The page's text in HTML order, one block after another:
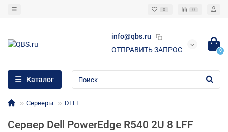
0 0
info@qbs.ru
ОТПРАВИТЬ ЗАПРОС
0
Каталог
Серверы DELL
Сервер Dell PowerEdge R540 2U 8 LFF